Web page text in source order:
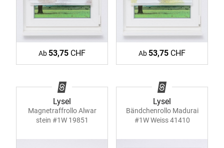
Ab 53,75 CHF Ab 53,75 CHF
Lysel
Magnetraffrollo Alwar
stein #1W 19851
Lysel
Bändchenrollo Madurai
#1W Weiss 41410